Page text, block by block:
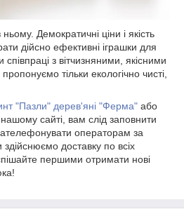
Демократичні ціни і якість
дійсно ефективні іграшки для
з вітчизняними, якісними
тільки екологічно чисті,
"Пазли" дерев'яні "Ферма" або
сайті, вам слід заповнити
операторам за
доставку по всіх
першими отримати нові